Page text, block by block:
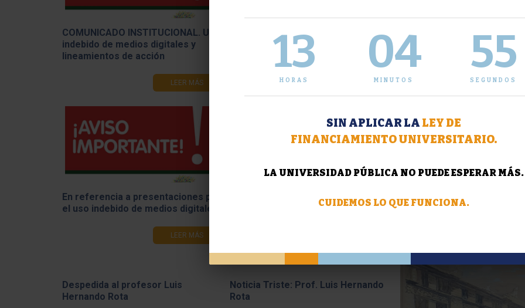
COMUNICADO INSTITUCIONAL. ​Uso
indebido de medios digitales y
Olimpíadas Deportivas organizadas
por el CECaP SUSPENDIDAS
Olimpíadas Deportivas
por el CECaP
LEER
En referencia a presentaciones por
Readecuación del calendario
cierre del 1er cuatrimestre
Noticia Triste: Prof. Nuria
13
HORAS
04
MINUTOS
56
SEGUNDOS
SIN APLICAR LA LEY DE
FINANCIAMIENTO UNIVERSITARIO.
LA UNIVERSIDAD PÚBLICA NO PUEDE ESPERAR MÁS.
CUIDEMOS LO QUE FUNCIONA.